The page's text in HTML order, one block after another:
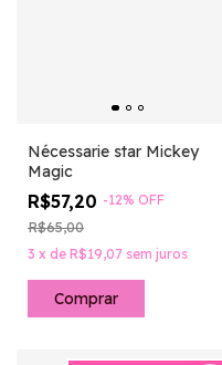
Nécessarie star Mickey
Magic
R$57,20 -12% OFF
R$65,00
3 x de R$19,07 sem juros